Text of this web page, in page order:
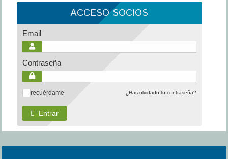
ACCESO SOCIOS
Email
Contraseña
recuérdame ¿Has olvidado tu contraseña?
Entrar